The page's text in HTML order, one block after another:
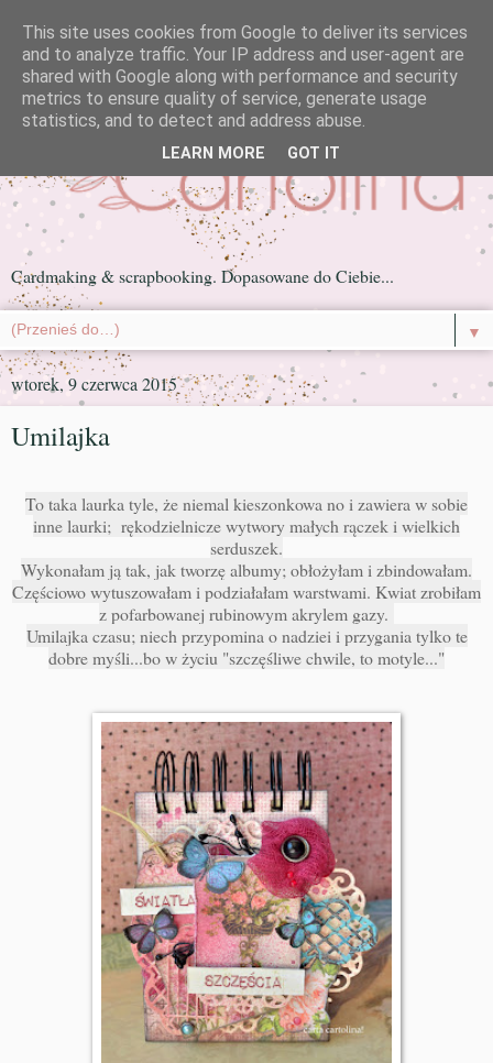
Cardmaking & scrapbooking. Dopasowane do Ciebie...
▼
wtorek, 9 czerwca 2015
Umilajka
To taka laurka tyle, że niemal kieszonkowa no i zawiera w sobie
inne laurki; rękodzielnicze wytwory małych rączek i wielkich
serduszek.
Wykonałam ją tak, jak tworzę albumy; obłożyłam i zbindowałam.
Częściowo wytuszowałam i podziałałam warstwami. Kwiat zrobiłam
z pofarbowanej rubinowym akrylem gazy.
Umilajka czasu; niech przypomina o nadziei i przygania tylko te
dobre myśli...bo w życiu "szczęśliwe chwile, to motyle..."
This site uses cookies from Google to deliver its services
and to analyze traffic. Your IP address and user-agent are
shared with Google along with performance and security
metrics to ensure quality of service, generate usage
statistics, and to detect and address abuse.
LEARN MORE GOT IT